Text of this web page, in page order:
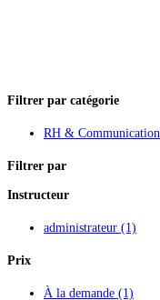
Filtrer par catégorie
RH & Communication
Filtrer par
Instructeur
administrateur (1)
Prix
À la demande (1)